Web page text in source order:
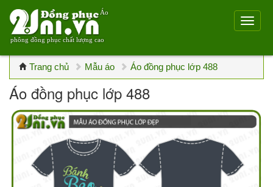
Áo
phông đồng phục chất lượng cao
Trang chủ Mẫu áo Áo đồng phục lớp 488
Áo đồng phục lớp 488